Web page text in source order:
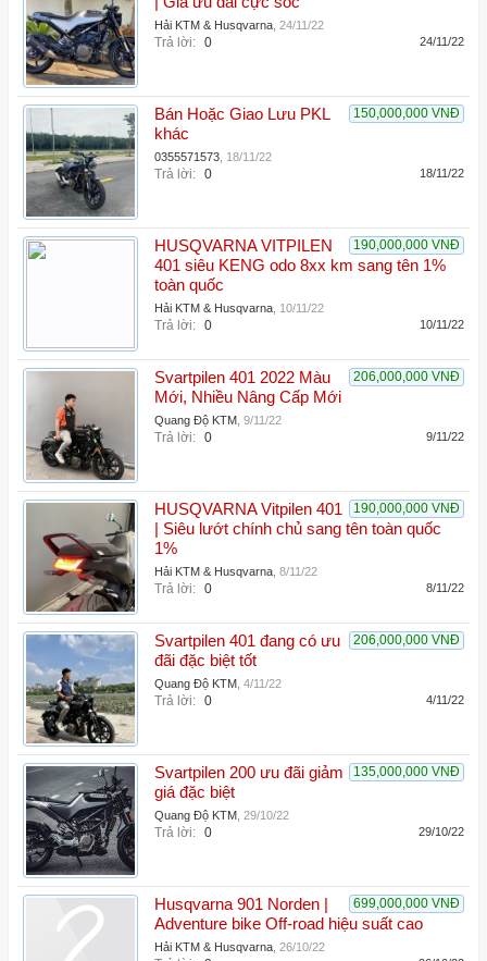
Hải KTM & Husqvarna 24/11/22
Trả lời: 0 24/11/22
150,000,000 VNĐ
Bán Hoặc Giao Lưu PKL
khác
0355571573 18/11/22
Trả lời: 0 18/11/22
190,000,000 VNĐ
HUSQVARNA VITPILEN
401 siêu KENG odo 8xx km sang tên 1%
toàn quốc
Hải KTM & Husqvarna 10/11/22
Trả lời: 0 10/11/22
206,000,000 VNĐ
Svartpilen 401 2022 Màu
Mới, Nhiều Nâng Cấp Mới
Quang Độ KTM 9/11/22
Trả lời: 0 9/11/22
190,000,000 VNĐ
HUSQVARNA Vitpilen 401
| Siêu lướt chính chủ sang tên toàn quốc
1%
Hải KTM & Husqvarna 8/11/22
Trả lời: 0 8/11/22
206,000,000 VNĐ
Svartpilen 401 đang có ưu
đãi đặc biệt tốt
Quang Độ KTM 4/11/22
Trả lời: 0 4/11/22
135,000,000 VNĐ
Svartpilen 200 ưu đãi giảm
giá đặc biệt
Quang Độ KTM 29/10/22
Trả lời: 0 29/10/22
699,000,000 VNĐ
Husqvarna 901 Norden |
Adventure bike Off-road hiệu suất cao
Hải KTM & Husqvarna 26/10/22